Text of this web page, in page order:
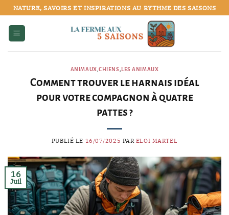
Passer
au
contenu
NATURE, SAVOIRS ET INSPIRATIONS AU RYTHME DES SAISONS
ANIMAUX,CHIENS, LES ANIMAUX
Comment trouver le harnais idéal
pour votre compagnon à quatre
pattes ?
PUBLIÉ LE 16/07/2025 PAR ELOI MARTEL
16
Juil